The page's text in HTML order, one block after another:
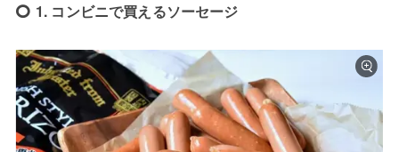
1. コンビニで買えるソーセージ